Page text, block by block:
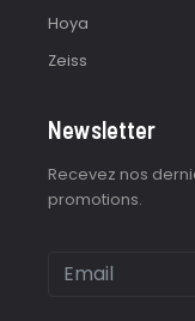
Hoya
Zeiss
Newsletter
Recevez nos
promotions.